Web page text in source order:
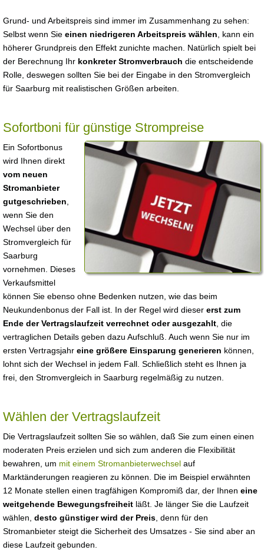
Grund- und Arbeitspreis sind immer im Zusammenhang zu sehen:
Selbst wenn Sie einen niedrigeren Arbeitspreis wählen , kann ein
höherer Grundpreis den Effekt zunichte machen. Natürlich spielt bei
der Berechnung Ihr konkreter Stromverbrauch die entscheidende
Rolle, deswegen sollten Sie bei der Eingabe in den Stromvergleich
für Saarburg mit realistischen Größen arbeiten.
Sofortboni für günstige Strompreise
Ein Sofortbonus
wird Ihnen direkt
vom neuen
Stromanbieter
gutgeschrieben
wenn Sie den
Wechsel über den
Stromvergleich für
Saarburg
vornehmen. Dieses
Verkaufsmittel
können Sie ebenso ohne Bedenken nutzen, wie das beim
Neukundenbonus der Fall ist. In der Regel wird dieser erst zum
Ende der Vertragslaufzeit verrechnet oder ausgezahlt , die
vertraglichen Details geben dazu Aufschluß. Auch wenn Sie nur im
ersten Vertragsjahr eine größere Einsparung generieren können,
lohnt sich der Wechsel in jedem Fall. Schließlich steht es Ihnen ja
frei, den Stromvergleich in Saarburg regelmäßig zu nutzen.
Wählen der Vertragslaufzeit
Die Vertragslaufzeit sollten Sie so wählen, daß Sie zum einen einen
moderaten Preis erzielen und sich zum anderen die Flexibilität
bewahren, um mit einem Stromanbieterwechsel auf
Marktänderungen reagieren zu können. Die im Beispiel erwähnten
12 Monate stellen einen tragfähigen Kompromiß dar, der Ihnen eine
weitgehende Bewegungsfreiheit läßt. Je länger Sie die Laufzeit
wählen, desto günstiger wird der Preis , denn für den
Stromanbieter steigt die Sicherheit des Umsatzes - Sie sind aber an
diese Laufzeit gebunden.